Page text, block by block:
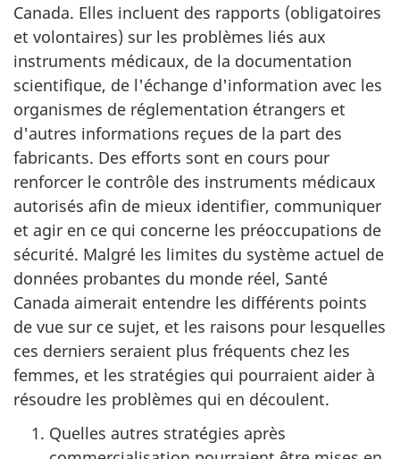
Canada. Elles incluent des rapports (obligatoires
et volontaires) sur les problèmes liés aux
instruments médicaux, de la documentation
scientifique, de l'échange d'information avec les
organismes de réglementation étrangers et
d'autres informations reçues de la part des
fabricants. Des efforts sont en cours pour
renforcer le contrôle des instruments médicaux
autorisés afin de mieux identifier, communiquer
et agir en ce qui concerne les préoccupations de
sécurité. Malgré les limites du système actuel de
données probantes du monde réel, Santé
Canada aimerait entendre les différents points
de vue sur ce sujet, et les raisons pour lesquelles
ces derniers seraient plus fréquents chez les
femmes, et les stratégies qui pourraient aider à
résoudre les problèmes qui en découlent.
Quelles autres stratégies après